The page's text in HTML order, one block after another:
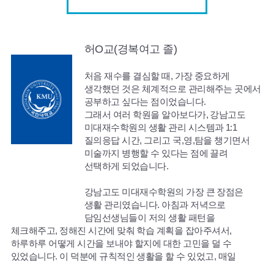
허O교(경복여고 졸)
처음 재수를 결심할 때, 가장 중요하게
생각했던 것은 체계적으로 관리해주는 곳에서
공부하고 싶다는 점이었습니다.
그래서 여러 학원을 알아보다가, 강남고도
미대재수학원의 생활 관리 시스템과 1:1
질의응답 시간, 그리고 국,영,탐을 챙기면서
미술까지 병행할 수 있다는 점에 끌려
선택하게 되었습니다.
강남고도 미대재수학원의 가장 큰 장점은
생활 관리였습니다. 아침과 저녁으로
담임선생님들이 저의 생활 패턴을
체크해주고, 정해진 시간에 맞춰 학습 계획을 잡아주셔서,
하루하루 어떻게 시간을 보내야 할지에 대한 고민을 덜 수
있었습니다. 이 덕분에 규칙적인 생활을 할 수 있었고, 매일